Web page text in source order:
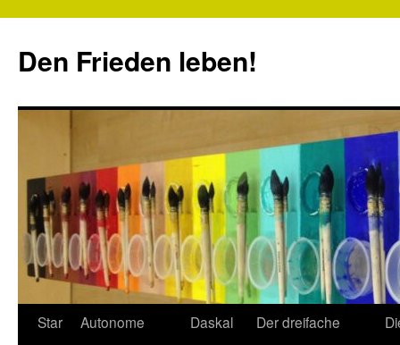
springen
Den Frieden leben!
Star
Autonome
Daskal
Der dreifache